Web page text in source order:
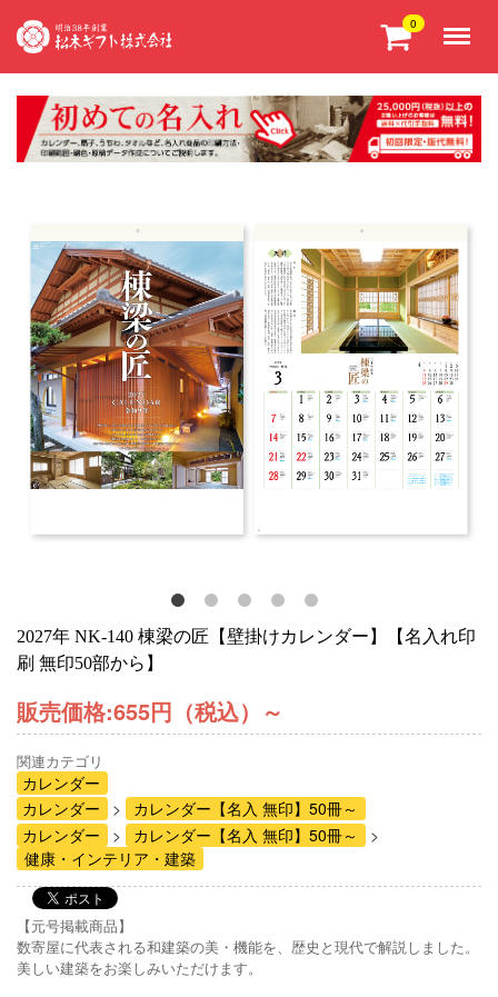
0
2027年 NK-140 棟梁の匠【壁掛けカレンダー】【名入れ印
刷 無印50部から】
販売価格:655円（税込） ～
関連カテゴリ
カレンダー
カレンダー
カレンダー【名入 無印】50冊～
カレンダー
カレンダー【名入 無印】50冊～
健康・インテリア・建築
【元号掲載商品】
数寄屋に代表される和建築の美・機能を、歴史と現代で解説しました。
美しい建築をお楽しみいただけます。